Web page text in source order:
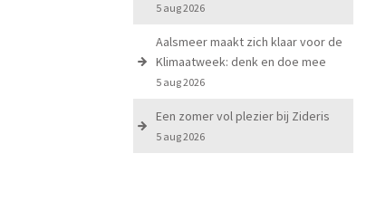
5 aug 2026
Aalsmeer maakt zich klaar voor de
Klimaatweek: denk en doe mee
5 aug 2026
Een zomer vol plezier bij Zideris
5 aug 2026